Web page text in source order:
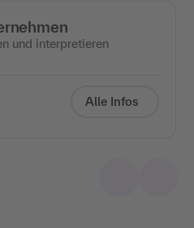
und interpretieren
Alle Infos